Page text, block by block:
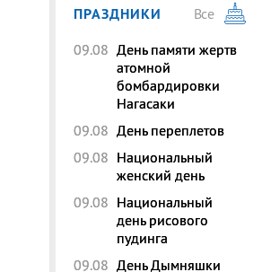
ПРАЗДНИКИ
Все
09.08 День памяти жертв
атомной
бомбардировки
Нагасаки
09.08 День переплетов
09.08 Национальный
женский день
09.08 Национальный
день рисового
пудинга
09.08 День Дымняшки